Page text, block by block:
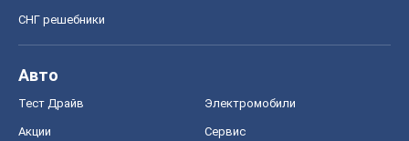
СНГ решебники
Авто
Тест Драйв Электромобили
Акции Сервис